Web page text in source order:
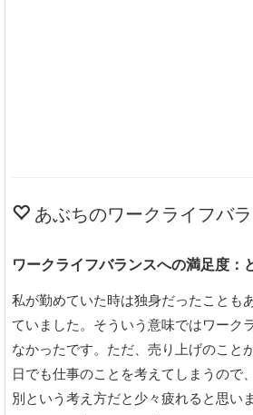
あぶちのワークライフバ
ワークライフバランスへの満足度：
私が勤めていた時は独身だったことも
ていました。そういう意味ではワーク
なかったです。ただ、売り上げのこと
日でも仕事のことを考えてしまうので
別という考え方だと少々疲れると思い